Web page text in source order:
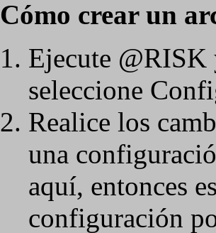
Cómo crear un
Ejecute
seleccione
Realice los
una
aquí, entonces
configuración